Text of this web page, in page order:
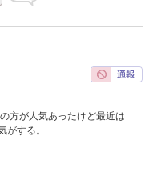
方が人気あったけど最近は
がする。